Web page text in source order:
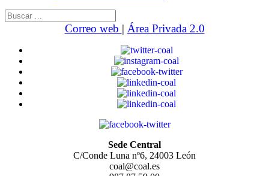
Buscar:
Correo web | Área Privada 2.0
Sede Central
C/Conde Luna nº6, 24003 León
coal@coal.es